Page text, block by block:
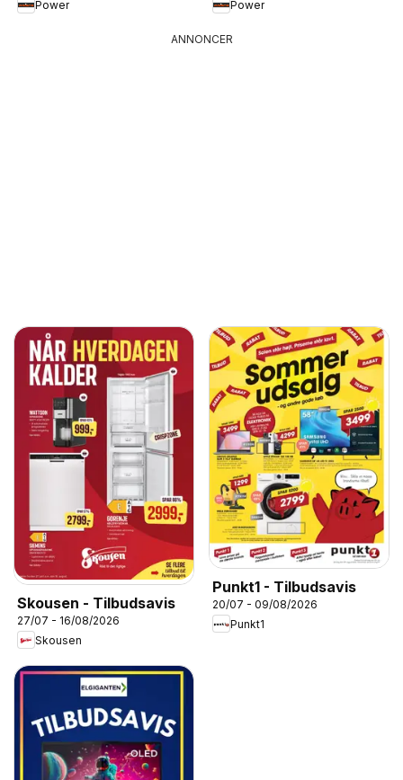
Power
Power
ANNONCER
Skousen - Tilbudsavis
27/07 - 16/08/2026
Skousen
Punkt1 - Tilbudsavis
20/07 - 09/08/2026
Punkt1